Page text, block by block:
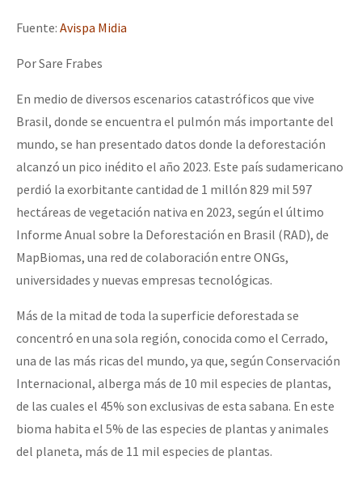
La Sexta
AutonomÍa y Resistencia
Migración
Presos
Mujeres
Niñxs
ETIQUETAS
MULTIMEDIA
Fotorreportaje
Video
Otras secciones
Dia 2 do Encontro “Guerra contra a Humanidad”
[CDMX – 20 julio] Jornadas globales por la libertad de Jesús
“Sonhando a Terra do Bem Virá” se publica no Estado Espanhol
Se o México sabe, que o mundo saiba! Nossas lutas pela
[25 abr – CDMX] Tokín por el CNI: 30 años de Resistencia y
Fuente: Avispa Midia
Por Sare Frabes
En medio de diversos escenarios catastróficos que vive
Brasil, donde se encuentra el pulmón más importante del
mundo, se han presentado datos donde la deforestación
alcanzó un pico inédito el año 2023. Este país sudamericano
perdió la exorbitante cantidad de 1 millón 829 mil 597
hectáreas de vegetación nativa en 2023, según el último
Informe Anual sobre la Deforestación en Brasil (RAD), de
MapBiomas, una red de colaboración entre ONGs,
universidades y nuevas empresas tecnológicas.
Más de la mitad de toda la superficie deforestada se
concentró en una sola región, conocida como el Cerrado,
una de las más ricas del mundo, ya que, según Conservación
Internacional, alberga más de 10 mil especies de plantas,
de las cuales el 45% son exclusivas de esta sabana. En este
bioma habita el 5% de las especies de plantas y animales
del planeta, más de 11 mil especies de plantas.